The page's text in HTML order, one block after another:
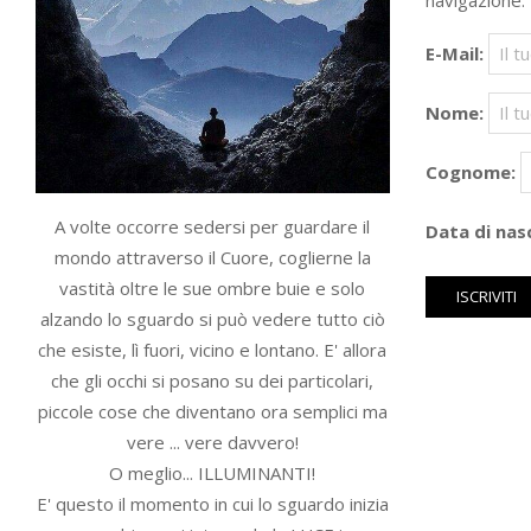
A volte occorre sedersi per guardare il
mondo attraverso il Cuore, coglierne la
vastità oltre le sue ombre buie e solo
alzando lo sguardo si può vedere tutto ciò
che esiste, lì fuori, vicino e lontano. E' allora
che gli occhi si posano su dei particolari,
piccole cose che diventano ora semplici ma
vere ... vere davvero!
O meglio... ILLUMINANTI!
E' questo il momento in cui lo sguardo inizia
E-Mail:
Nome:
Cognome:
Data di